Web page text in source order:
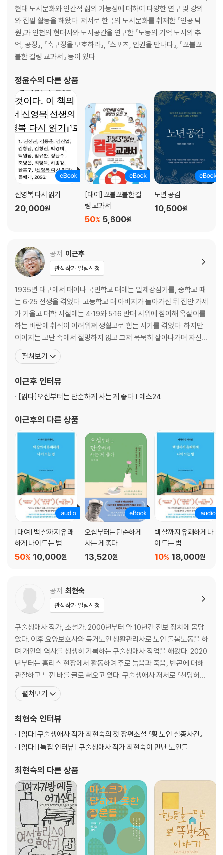
현대 도시문화와 인간적 삶의 가능성에 대하여 다양한 연구 및 강의
와 집필 활동을 해왔다. 저서로 한국의 도시문화를 취재한 『인공 낙
원』과 인천의 현대사와 도시공간을 연구한 『노동의 기억 도시의 추
억, 공장』, 『축구장을 보호하라』, 『스포츠, 인권을 만나다』, 『꼬불꼬
불한 컬링 교과서』 등이 있다.
정윤수의 다른 상품
신영복 다시 읽기
20,000원
[대여] 꼬불꼬불한 컬
링 교과서
5,600원
50%
노년 공감
10,500원
공저 이근후
관심작가 알림신청
1935년 대구에서 태어나 국민학교 때에는 일제강점기를, 중학교 때
는 6·25 전쟁을 겪었다. 고등학교 때 아버지가 돌아가신 뒤 집안 가세
가 기울고 대학 시절에는 4·19와 5·16 반대 시위에 참여해 옥살이를
하는 바람에 취직이 어려워져 생활고로 힘든 시기를 겪었다. 하지만
이어지는 고난 속에서 절망하지 않고 그저 묵묵히 살아나가며 자신의
힘으로 일생을 일궈나갔다. 그는 90세까지의 인생 중 50년을 정신과
전문의이자 이화여자대학교 의과대학 정신과 교수로 살며 환자들을
우리나라 최초로 폐쇄적인 정신 병동을 개방 병
펼쳐보기
이근후 인터뷰
[읽다]오십부터는 단순하게 사는 게 좋다 | 예스24
이근후의 다른 상품
[대여] 백 살까지 유쾌
하게 나이 드는 법
10,000원
50%
오십부터는 단순하게
사는 게 좋다
13,520원
백 살까지 유쾌하게 나
이 드는 법
18,000원
10%
공저 최현숙
관심작가 알림신청
구술생애사 작가, 소설가. 2000년부터 약 10년간 진보 정치에 몸담
았다. 이후 요양보호사와 독거노인 생활관리사로 노인 돌봄노동을 하
며 개인의 역사를 생생히 기록하는 구술생애사 작업을 해왔다. 2020
년부터는 홈리스 현장에서 활동하며 주로 늙음과 죽음, 빈곤에 대해
관찰하고 느낀 바를 글로 써오고 있다. 구술생애사 저서로 『천당허고
지옥이 그만큼 칭하가 날라나?』 『막다른 골목이다 싶으면 다시 가느
다란 길이 나왔어』 『할배의 탄생』 『할매의 탄생』 『억척의 기원』, 산문
펴냈고, 공저로 『이번 생은 망원시
펼쳐보기
최현숙 인터뷰
[읽다]구술생애사 작가 최현숙의 첫 장편소설 『황 노인 실종사건』
[읽다][특집 인터뷰] 구술생애사 작가 최현숙이 만난 노인들
최현숙의 다른 상품